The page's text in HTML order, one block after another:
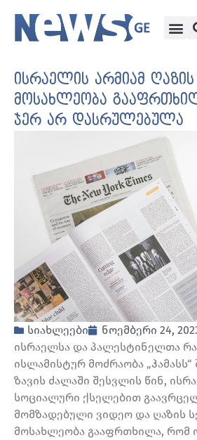
ისრაელის არმიამ
მოსახლეობა
ჯერ არ დასრულებულა
სიახლეები
ნოემბერი 24,
ისრაელსა და პალესტინელთა
ისლამისტურ მოძრაობა
ზავის ძალაში შესვლის წინ,
სოციალური ქსელებით
მომზადებული ვიდეო და ღაზის
მოსახლეობა გააფრთხილა, რომ